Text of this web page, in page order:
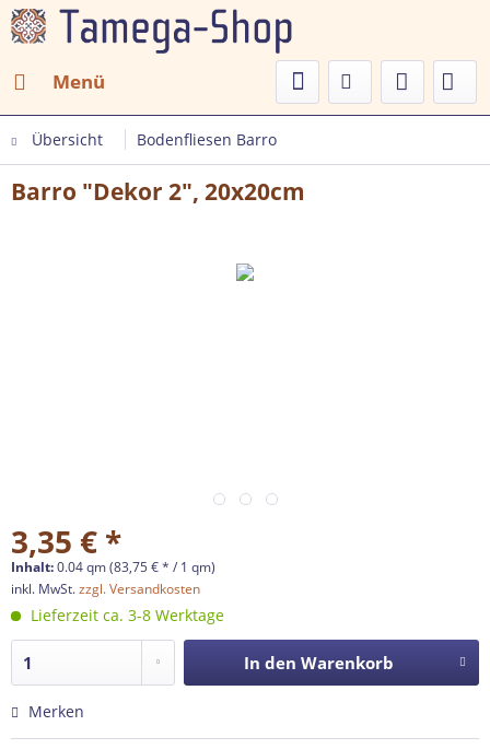
Menü
Übersicht Bodenfliesen Barro
Barro "Dekor 2", 20x20cm
3,35 € *
Inhalt:0.04 qm (83,75 € * / 1 qm)
inkl. MwSt.zzgl. Versandkosten
Lieferzeit ca. 3-8 Werktage
In den Warenkorb
Merken